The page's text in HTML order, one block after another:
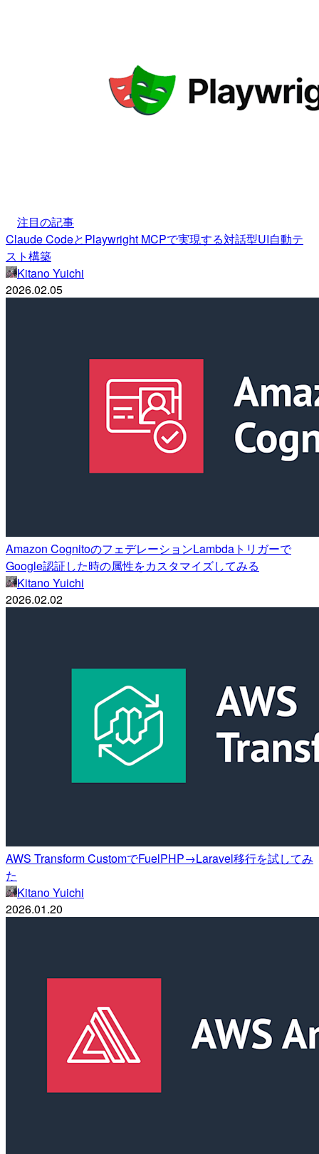
注目の記事
Claude CodeとPlaywright MCPで実現する対話型UI自動テ
スト構築
Kitano Yuichi
2026.02.05
Amazon CognitoのフェデレーションLambdaトリガーで
Google認証した時の属性をカスタマイズしてみる
Kitano Yuichi
2026.02.02
AWS Transform CustomでFuelPHP→Laravel移行を試してみ
た
Kitano Yuichi
2026.01.20